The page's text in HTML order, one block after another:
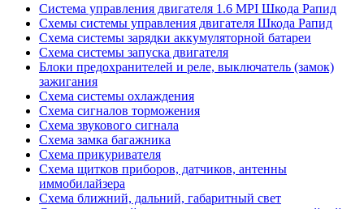
Система управления двигателя 1.6 MPI Шкода Рапид
Схемы системы управления двигателя Шкода Рапид
Схема системы зарядки аккумуляторной батареи
Схема системы запуска двигателя
Блоки предохранителей и реле, выключатель (замок)
зажигания
Схема системы охлаждения
Схема сигналов торможения
Схема звукового сигнала
Схема замка багажника
Схема прикуривателя
Схема щитков приборов, датчиков, антенны
иммобилайзера
Схема ближний, дальний, габаритный свет